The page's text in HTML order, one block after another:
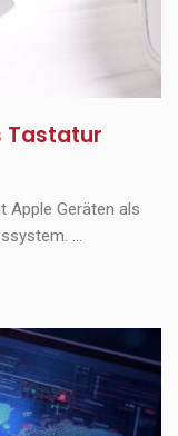
Tastatur
Apple Geräten als
...